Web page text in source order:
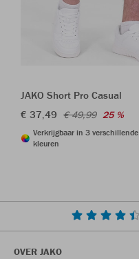
JAKO Short Pro Casual
€ 37,49 € 49,99 25 %
Verkrijgbaar in 3 verschillende
kleuren
OVER JAKO